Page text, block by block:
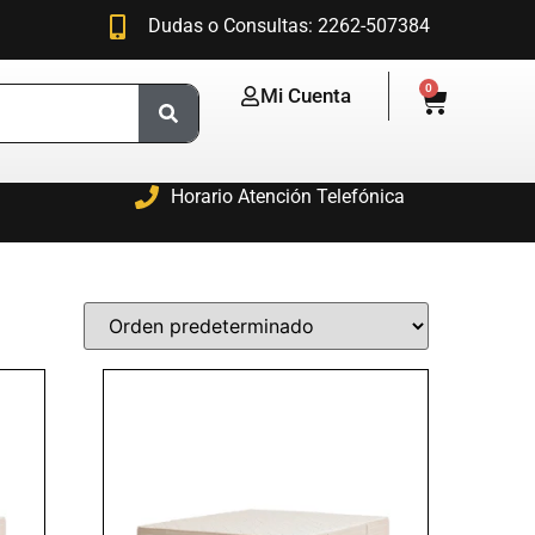
Dudas o Consultas: 2262-507384
Mi Cuenta 0
Horario Atención Telefónica